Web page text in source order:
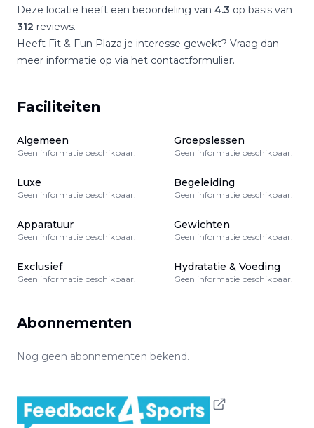
Deze locatie heeft een beoordeling van 4.3 op basis van
312 reviews.
Heeft Fit & Fun Plaza je interesse gewekt? Vraag dan
meer informatie op via het contactformulier.
Faciliteiten
Algemeen
Geen informatie beschikbaar.
Groepslessen
Geen informatie beschikbaar.
Luxe
Geen informatie beschikbaar.
Begeleiding
Geen informatie beschikbaar.
Apparatuur
Geen informatie beschikbaar.
Gewichten
Geen informatie beschikbaar.
Exclusief
Geen informatie beschikbaar.
Hydratatie & Voeding
Geen informatie beschikbaar.
Abonnementen
Nog geen abonnementen bekend.